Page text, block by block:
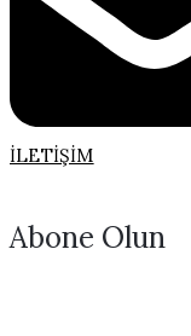
İLETIŞIM
Abone Olun